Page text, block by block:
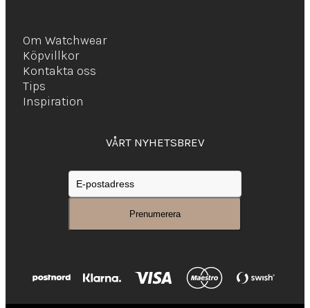
Om Watchwear
Köpvillkor
Kontakta oss
Tips
Inspiration
VÅRT NYHETSBREV